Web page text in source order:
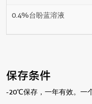
0.4%台盼蓝溶液
保存条件
-20℃保存，一年有效。一